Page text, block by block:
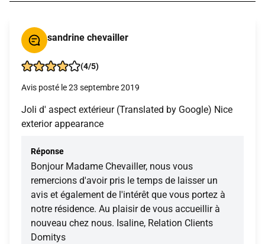
sandrine chevailler
(4/5)
Avis posté le 23 septembre 2019
Joli d' aspect extérieur (Translated by Google) Nice
exterior appearance
Réponse
Bonjour Madame Chevailler, nous vous
remercions d'avoir pris le temps de laisser un
avis et également de l'intérêt que vous portez à
notre résidence. Au plaisir de vous accueillir à
nouveau chez nous. Isaline, Relation Clients
Domitys